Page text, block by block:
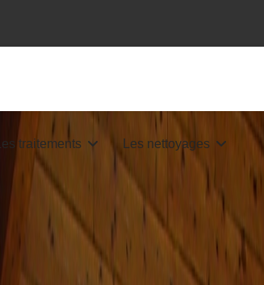
Les traitements Les nettoyages